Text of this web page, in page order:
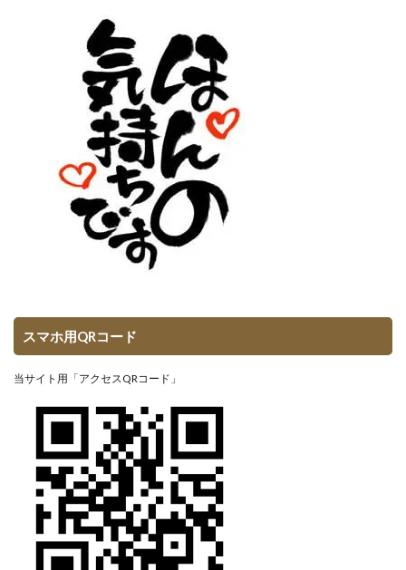
スマホ用QRコード
当サイト用「アクセスQRコード」